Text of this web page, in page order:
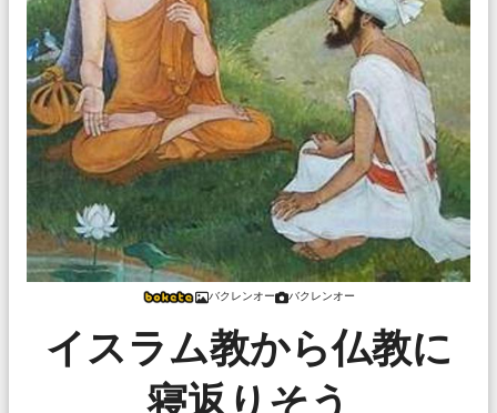
バクレンオー バクレンオー
イスラム教から仏教に
寝返りそう